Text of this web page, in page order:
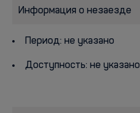
Информация о незаезде
Период: не указано
Доступность: не указано